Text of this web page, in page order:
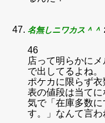
名無しニワカス＾＾
46
店って明らかに
で出してるよね。
ポケカに限らず
表の値段は当て
気で「在庫多数
す。」なんて言わ